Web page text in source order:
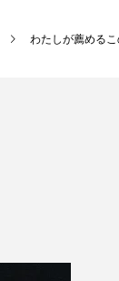
わたしが薦める